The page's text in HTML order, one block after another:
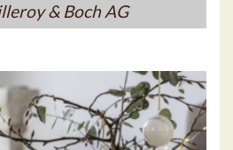
& Boch AG